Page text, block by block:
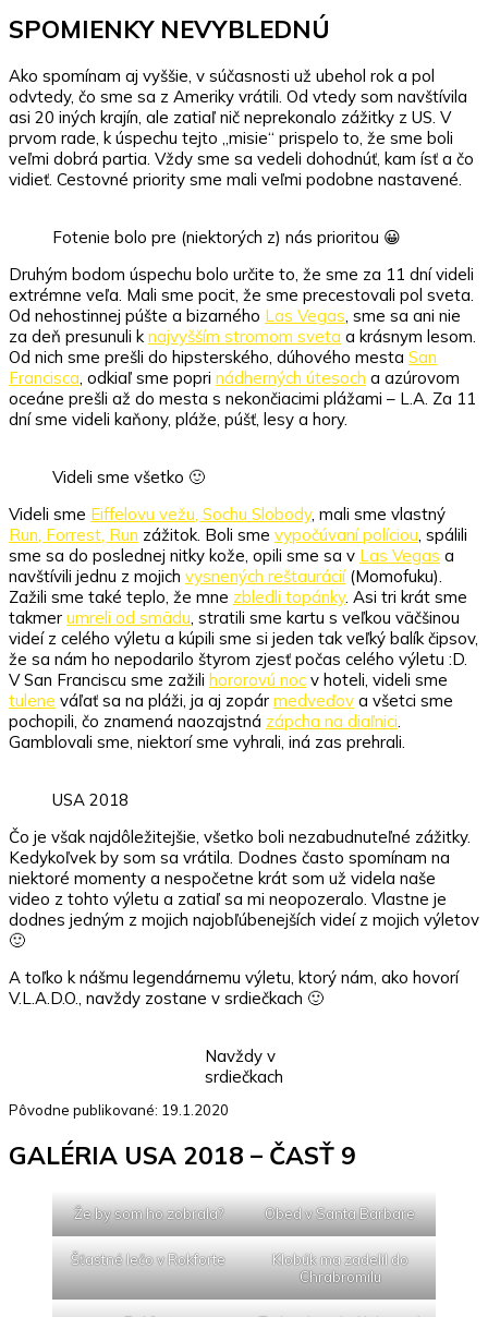
SPOMIENKY NEVYBLEDNÚ
Ako spomínam aj vyššie, v súčasnosti už ubehol rok a pol
odvtedy, čo sme sa z Ameriky vrátili. Od vtedy som navštívila
asi 20 iných krajín, ale zatiaľ nič neprekonalo zážitky z US. V
prvom rade, k úspechu tejto „misie“ prispelo to, že sme boli
veľmi dobrá partia. Vždy sme sa vedeli dohodnúť, kam ísť a čo
vidieť. Cestovné priority sme mali veľmi podobne nastavené.
Fotenie bolo pre (niektorých z) nás prioritou 😀
Druhým bodom úspechu bolo určite to, že sme za 11 dní videli
extrémne veľa. Mali sme pocit, že sme precestovali pol sveta.
Od nehostinnej púšte a bizarného Las Vegas, sme sa ani nie
za deň presunuli knajvyšším stromom sveta a krásnym lesom.
Od nich sme prešli do hipsterského, dúhového mesta San
Francisca, odkiaľ sme popri nádherných útesoch a azúrovom
oceáne prešli až do mesta s nekončiacimi plážami – L.A. Za 11
dní sme videli kaňony, pláže, púšť, lesy a hory.
Videli sme všetko 🙂
Videli sme Eiffelovu vežu, Sochu Slobody, mali sme vlastný
Run, Forrest, Run zážitok. Boli sme vypočúvaní políciou, spálili
sme sa do poslednej nitky kože, opili sme sa v Las Vegas a
navštívili jednu z mojich vysnených reštaurácií(Momofuku).
Zažili sme také teplo, že mne zbledli topánky. Asi tri krát sme
takmer umreli od smädu, stratili sme kartu s veľkou väčšinou
videí z celého výletu a kúpili sme si jeden tak veľký balík čipsov,
že sa nám ho nepodarilo štyrom zjesť počas celého výletu :D.
V San Franciscu sme zažili hororovú noc v hoteli, videli sme
tulene váľať sa na pláži, ja aj zopár medveďov a všetci sme
pochopili, čo znamená naozajstná zápcha na diaľnici.
Gamblovali sme, niektorí sme vyhrali, iná zas prehrali.
USA 2018
Čo je však najdôležitejšie, všetko boli nezabudnuteľné zážitky.
Kedykoľvek by som sa vrátila. Dodnes často spomínam na
niektoré momenty a nespočetne krát som už videla naše
video z tohto výletu a zatiaľ sa mi neopozeralo. Vlastne je
dodnes jedným z mojich najobľúbenejších videí z mojich výletov
🙂
A toľko k nášmu legendárnemu výletu, ktorý nám, ako hovorí
V.L.A.D.O., navždy zostane v srdiečkach 🙂
Navždy v
srdiečkach
Pôvodne publikované: 19.1.2020
GALÉRIA USA 2018 – ČASŤ 9
Že by som ho zobrala? Obed v Santa Barbare
Šťastné lečo v Rokforte
Klobúk ma zadelil do
Chrabromilu